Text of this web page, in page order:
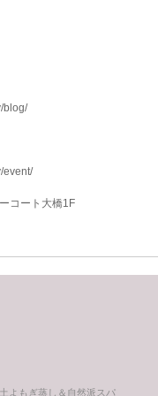
blog/
event/
コート大橋1F
よもぎ蒸し＆自然派スパ